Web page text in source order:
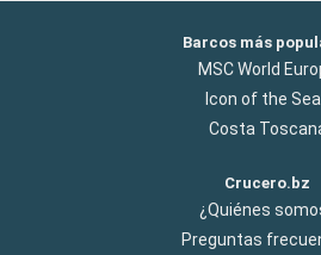
Barcos más
MSC World
Icon of the
Costa
Crucero.bz
¿Quiénes
Preguntas